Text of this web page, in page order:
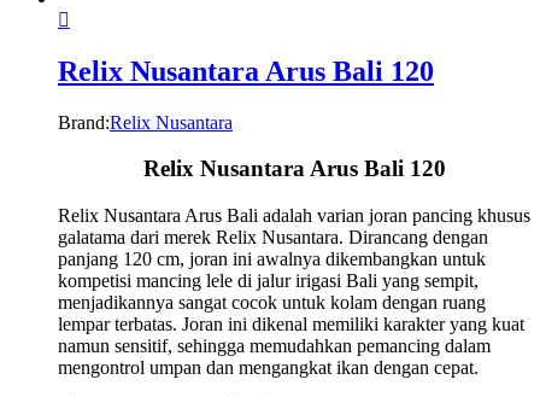
Relix Nusantara Arus Bali 120
Brand:Relix Nusantara
Relix Nusantara Arus Bali 120
Relix Nusantara Arus Bali adalah varian joran pancing khusus
galatama dari merek Relix Nusantara. Dirancang dengan
panjang 120 cm, joran ini awalnya dikembangkan untuk
kompetisi mancing lele di jalur irigasi Bali yang sempit,
menjadikannya sangat cocok untuk kolam dengan ruang
lempar terbatas. Joran ini dikenal memiliki karakter yang kuat
namun sensitif, sehingga memudahkan pemancing dalam
mengontrol umpan dan mengangkat ikan dengan cepat.